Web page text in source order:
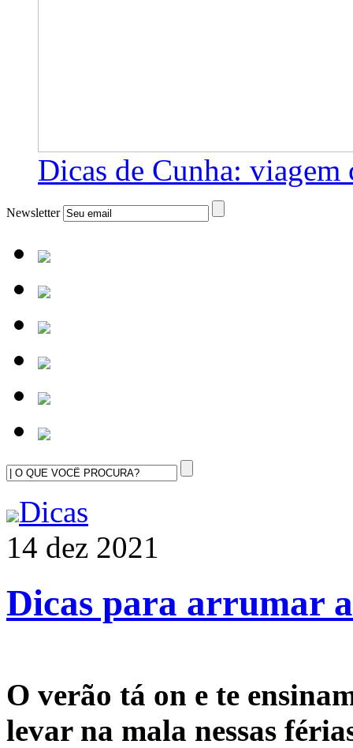
Dicas de Cunha: viagem
Newsletter
Dicas
14 dez 2021
Dicas para arrumar
O verão tá on e te
levar na mala nessas